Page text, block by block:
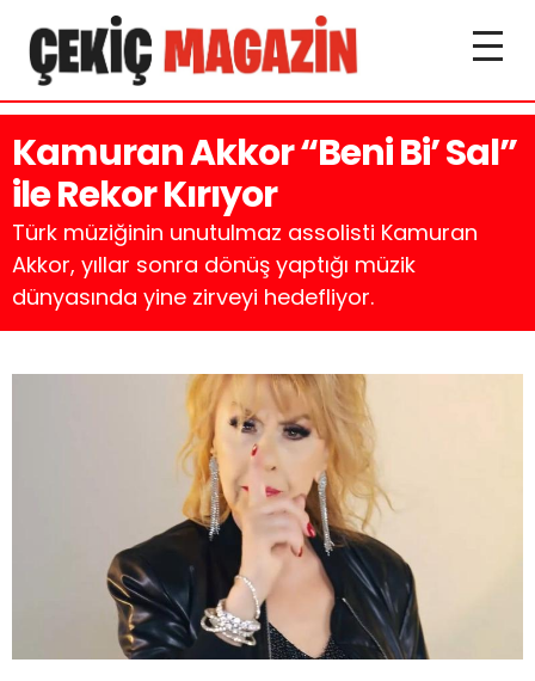
Kamuran Akkor “Beni Bi’ Sal”
ile Rekor Kırıyor
Türk müziğinin unutulmaz assolisti Kamuran
Akkor, yıllar sonra dönüş yaptığı müzik
dünyasında yine zirveyi hedefliyor.